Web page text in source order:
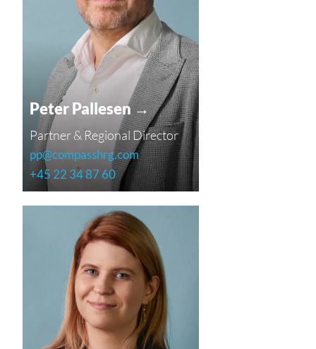
Peter Pallesen →
Partner & Regional Director
pp@compasshrg.com
+45 22 34 87 60